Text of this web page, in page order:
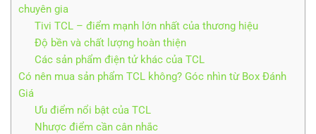
chuyên gia
Tivi TCL – điểm mạnh lớn nhất của thương hiệu
Độ bền và chất lượng hoàn thiện
Các sản phẩm điện tử khác của TCL
Có nên mua sản phẩm TCL không? Góc nhìn từ Box Đánh
Giá
Ưu điểm nổi bật của TCL
Nhược điểm cần cân nhắc